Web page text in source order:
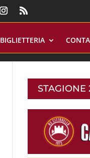
BIGLIETTERIA
STAGIONE